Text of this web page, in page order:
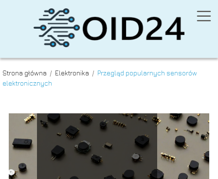
Strona główna / Elektronika / Przegląd popularnych sensorów
elektronicznych